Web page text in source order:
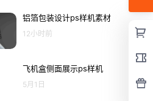
铝箔包装设计ps样机素材
12小时前
飞机盒侧面展示ps样机
5月1日